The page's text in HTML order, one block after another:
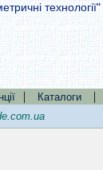
технології"
| Каталоги |